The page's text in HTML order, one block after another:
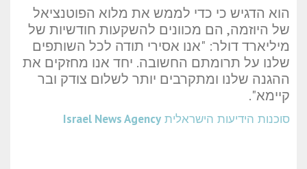
הוא הדגיש כי כדי לממש את מלוא הפוטנציאל
של היוזמה, הם מכוונים להשקעות חודשיות של
מיליארד דולר: "אנו אסירי תודה לכל השותפים
שלנו על תרומתם החשובה. יחד אנו מחזקים את
ההגנה שלנו ומתקרבים יותר לשלום צודק ובר
קיימא".
סוכנות הידיעות הישראלית Israel News Agency